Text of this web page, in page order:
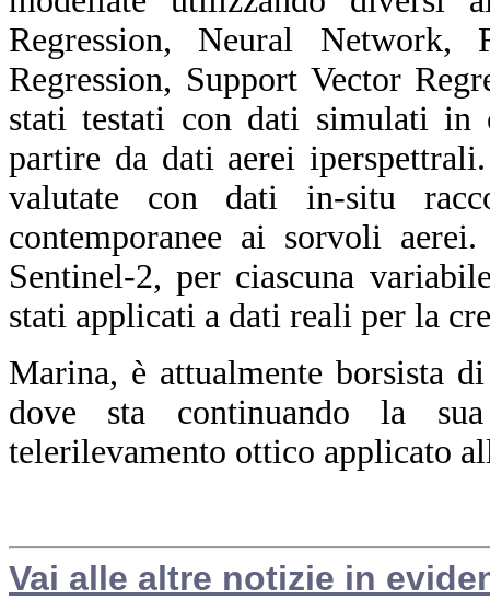
Regression, Neural Network,
Regression, Support Vector
stati testati con dati simulati in
partire da dati aerei
valutate con dati in-situ
contemporanee ai sorvoli
Sentinel-2, per ciascuna
stati applicati a dati reali per la
Marina, è attualmente borsista
dove sta continuando la
telerilevamento ottico applicato
Vai alle altre notizie in